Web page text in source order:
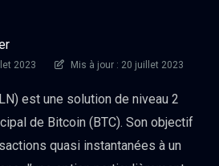
2023 Mis à jour : 20 juillet 2023
est une solution de niveau 2
de Bitcoin (BTC). Son objectif
quasi instantanées à un